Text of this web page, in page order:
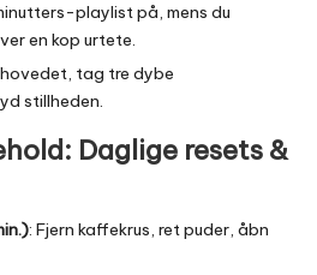
playlist på, mens du
en kop urtete.
tag tre dybe
stillheden.
Daglige resets &
: Fjern kaffekrus, ret puder, åbn